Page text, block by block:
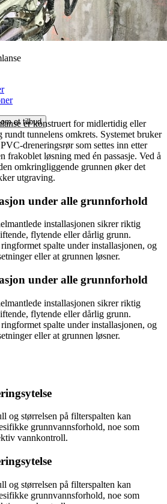
et tilbud
er konstruert for midlertidig eller
tunnelens omkrets. Systemet bruker
dreneringsrør som settes inn etter
frakoblet løsning med én passasje. Ved å
omkringliggende grunnen øker det
utgraving.
under alle grunnforhold
installasjonen sikrer riktig
flytende eller dårlig grunn.
spalte under installasjonen, og
eller at grunnen løsner.
under alle grunnforhold
installasjonen sikrer riktig
flytende eller dårlig grunn.
spalte under installasjonen, og
eller at grunnen løsner.
og størrelsen på filterspalten kan
grunnvannsforhold, noe som
vannkontroll.
og størrelsen på filterspalten kan
grunnvannsforhold, noe som